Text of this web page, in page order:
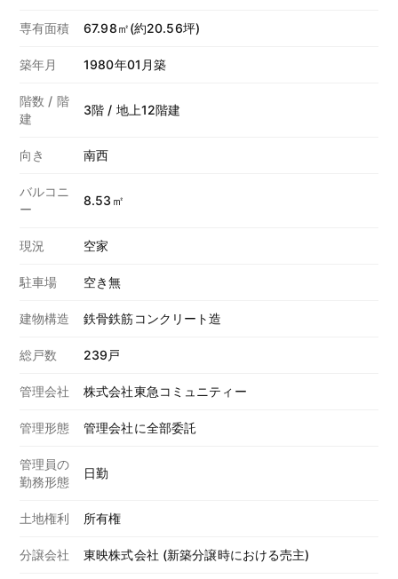
専有面積 67.98㎡(約20.56坪)
築年月 1980年01月築
階数 / 階
建
3階 / 地上12階建
向き 南西
バルコニ
ー
8.53㎡
現況 空家
駐車場 空き無
建物構造 鉄骨鉄筋コンクリート造
総戸数 239戸
管理会社 株式会社東急コミュニティー
管理形態 管理会社に全部委託
管理員の
勤務形態
日勤
土地権利 所有権
分譲会社 東映株式会社 (新築分譲時における売主)